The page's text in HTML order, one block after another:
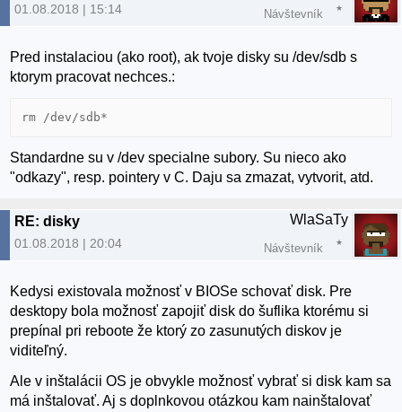
01.08.2018 | 15:14 Návštevník
Pred instalaciou (ako root), ak tvoje disky su /dev/sdb s
ktorym pracovat nechces.:
Standardne su v /dev specialne subory. Su nieco ako
"odkazy", resp. pointery v C. Daju sa zmazat, vytvorit, atd.
RE: disky
01.08.2018 | 20:04
WlaSaTy
Návštevník
Kedysi existovala možnosť v BIOSe schovať disk. Pre
desktopy bola možnosť zapojiť disk do šuflika ktorému si
prepínal pri reboote že ktorý zo zasunutých diskov je
viditeľný.
Ale v inštalácii OS je obvykle možnosť vybrať si disk kam sa
má inštalovať. Aj s doplnkovou otázkou kam nainštalovať